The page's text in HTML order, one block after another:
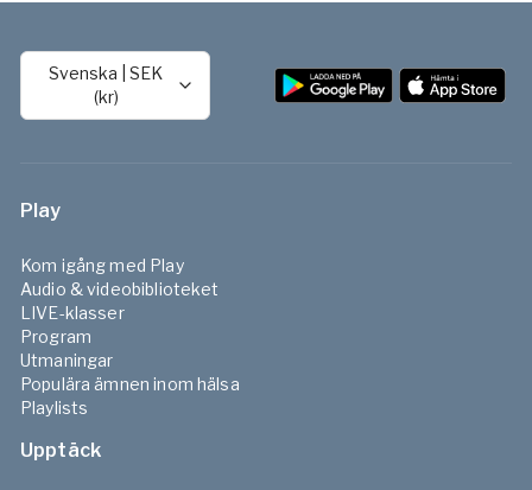
Svenska |SEK
(kr)
Play
Kom igång med Play
Audio & videobiblioteket
LIVE-klasser
Program
Utmaningar
Populära ämnen inom hälsa
Playlists
Upptäck